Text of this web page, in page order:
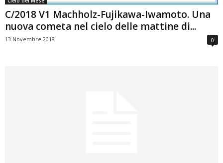
C/2018 V1 Machholz-Fujikawa-Iwamoto. Una
nuova cometa nel cielo delle mattine di...
13 Novembre 2018 0